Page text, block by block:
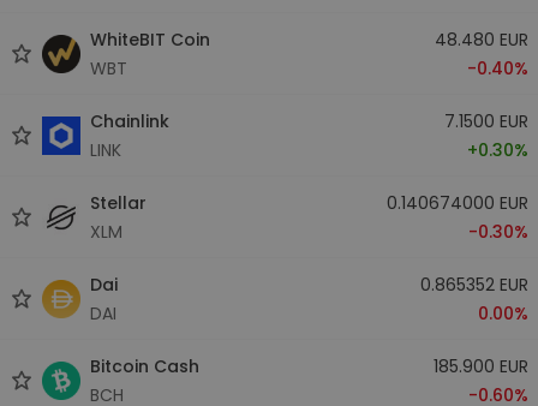
WhiteBIT Coin
WBT
48.480 EUR
-0.40%
Chainlink
LINK
7.1500 EUR
+0.30%
Stellar
XLM
0.140674000 EUR
-0.30%
Dai
DAI
0.865352 EUR
0.00%
Bitcoin Cash
BCH
185.900 EUR
-0.60%